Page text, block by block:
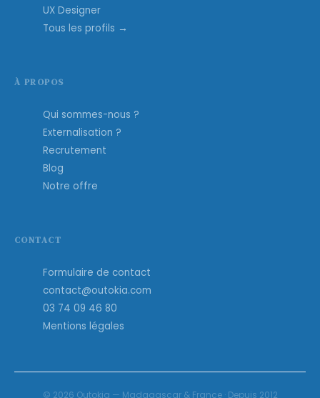
UX Designer
Tous les profils →
À PROPOS
Qui sommes-nous ?
Externalisation ?
Recrutement
Blog
Notre offre
CONTACT
Formulaire de contact
contact@outokia.com
03 74 09 46 80
Mentions légales
© 2026 Outokia — Madagascar & France · Depuis 2012